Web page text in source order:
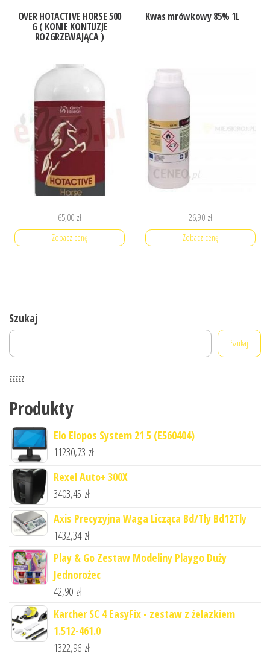
OVER HOTACTIVE HORSE 500
G ( KONIE KONTUZJE
ROZGRZEWAJĄCA )
65,00 zł
Zobacz cenę
Kwas mrówkowy 85% 1L
26,90 zł
Zobacz cenę
Szukaj
Szukaj
zzzzz
Produkty
Elo Elopos System 21 5 (E560404)
11230,73 zł
Rexel Auto+ 300X
3403,45 zł
Axis Precyzyjna Waga Licząca Bd/Tly Bd12Tly
1432,34 zł
Play & Go Zestaw Modeliny Playgo Duży
Jednorożec
42,90 zł
Karcher SC 4 EasyFix - zestaw z żelazkiem
1.512-461.0
1322,96 zł